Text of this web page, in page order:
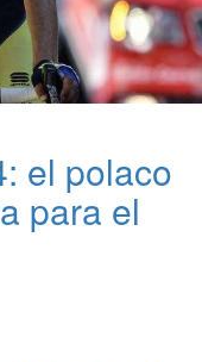
el polaco
para el